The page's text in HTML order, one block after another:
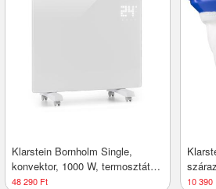
Klarstein Bornholm Single,
konvektor, 1000 W, termosztát,
időzítő, fehér
48 290 Ft
textil
10 390